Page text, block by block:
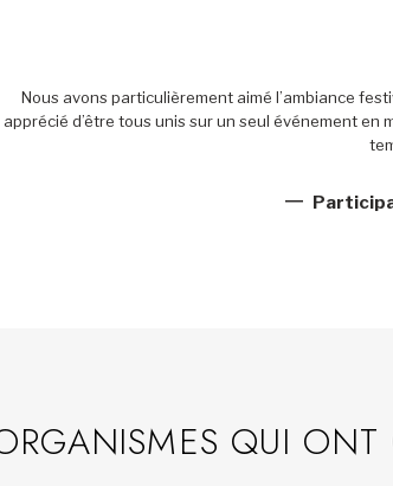
Nous avons particulièrement aimé l’ambiance
apprécié d’être tous unis sur un seul événement en
QUI